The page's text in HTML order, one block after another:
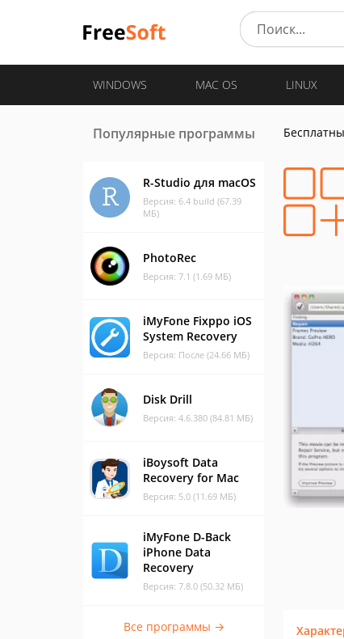
WINDOWS MAC OS LINUX
Популярные программы
R-Studio для macOS
Версия: 6.4 build (67.39
МБ)
PhotoRec
Версия: 7.1 (1.69 МБ)
iMyFone Fixppo iOS
System Recovery
Версия: После (24.66 МБ)
Disk Drill
Версия: 4.6.380 (84.81 МБ)
iBoysoft Data
Recovery for Mac
Версия: 5.0 (11.69 МБ)
iMyFone D-Back
iPhone Data
Recovery
Версия: 7.8.0 (50.32 МБ)
Все программы →